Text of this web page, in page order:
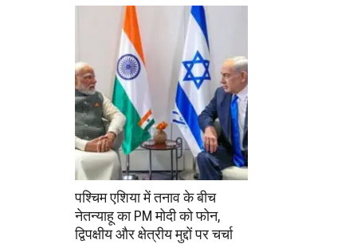
पश्चिम एशिया में तनाव के बीच
नेतन्याहू का PM मोदी को फोन,
द्विपक्षीय और क्षेत्रीय मुद्दों पर चर्चा